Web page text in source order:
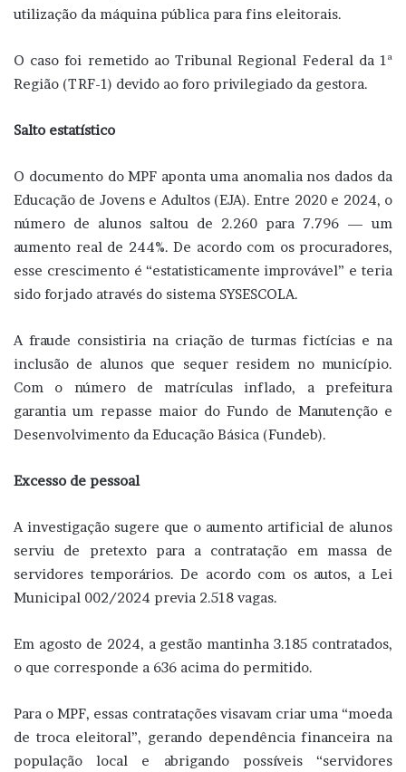
utilização da máquina pública para fins eleitorais.
O caso foi remetido ao Tribunal Regional Federal da 1ª
Região (TRF-1) devido ao foro privilegiado da gestora.
Salto estatístico
O documento do MPF aponta uma anomalia nos dados da
Educação de Jovens e Adultos (EJA). Entre 2020 e 2024, o
número de alunos saltou de 2.260 para 7.796 — um
aumento real de 244%. De acordo com os procuradores,
esse crescimento é “estatisticamente improvável” e teria
sido forjado através do sistema SYSESCOLA.
A fraude consistiria na criação de turmas fictícias e na
inclusão de alunos que sequer residem no município.
Com o número de matrículas inflado, a prefeitura
garantia um repasse maior do Fundo de Manutenção e
Desenvolvimento da Educação Básica (Fundeb).
Excesso de pessoal
A investigação sugere que o aumento artificial de alunos
serviu de pretexto para a contratação em massa de
servidores temporários. De acordo com os autos, a Lei
Municipal 002/2024 previa 2.518 vagas.
Em agosto de 2024, a gestão mantinha 3.185 contratados,
o que corresponde a 636 acima do permitido.
Para o MPF, essas contratações visavam criar uma “moeda
de troca eleitoral”, gerando dependência financeira na
população local e abrigando possíveis “servidores